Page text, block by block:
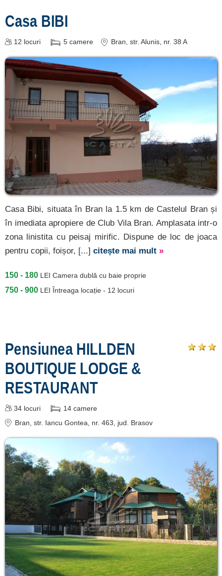
Casa BIBI
12 locuri 5 camere Bran, str. Alunis, nr. 38 A
Casa Bibi, situata în Bran la 1.5 km de Castelul Bran și
în imediata apropiere de Club Vila Bran. Amplasata intr-o
zona linistita cu peisaj mirific. Dispune de loc de joaca
pentru copii, foișor, [...] citește mai mult »
150 - 180 LEI Camera dublă cu baie proprie
750 - 900 LEI Întreaga locație - 12 locuri
Pensiunea HILLDEN
BOUTIQUE LODGE &
RESTAURANT
34 locuri 14 camere
Bran , str. Iancu Gontea, nr. 463 , jud. Brasov